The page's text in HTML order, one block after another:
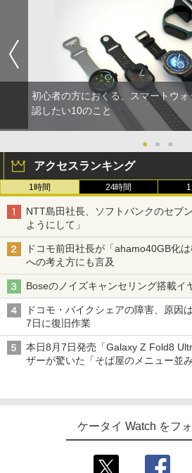
初心者の方におくる、スマートウ
認したい10のこと
● ● ●
アクセスランキング
1時間 24時間
NTT島田社長、ソフトバンクのセブ
ようにして」
ドコモ前田社長が「ahamo40GB化
への考え方にも言及
Boseのノイズキャンセリング搭載イ
ドコモ・バイクシェアの障害、原
7日に復旧作業
本日8月7日発売「Galaxy Z Fold8
ザーが驚いた「そば屋のメニュー並み
ケータイ Watch をフ